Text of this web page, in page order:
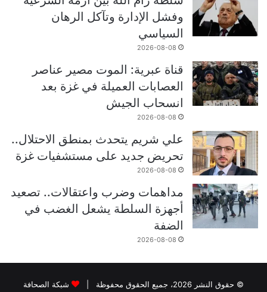
وفشل الإدارة وتآكل الرهان
السياسي
2026-08-08
قناة عبرية: الموت مصير عناصر
العصابات العميلة في غزة بعد
انسحاب الجيش
2026-08-08
علي شريم يتحدث بمنطق الاحتلال..
تحريض جديد على مستشفيات غزة
2026-08-08
مداهمات وضرب واعتقالات.. تصعيد
أجهزة السلطة يشعل الغضب في
الضفة
2026-08-08
© حقوق النشر 2026، جميع الحقوق محفوظة | شبكة الصحافة